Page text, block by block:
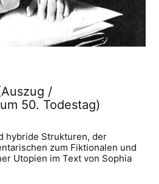
/
50. Todestag)
hybride Strukturen, der
zum Fiktionalen und
Utopien im Text von Sophia